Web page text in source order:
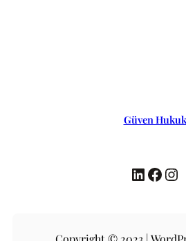
Güven Hukuk
LinkedIn Facebook Instagram